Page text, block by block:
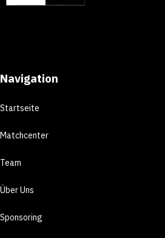
Navigation
Startseite
Matchcenter
Team
Über Uns
Sponsoring